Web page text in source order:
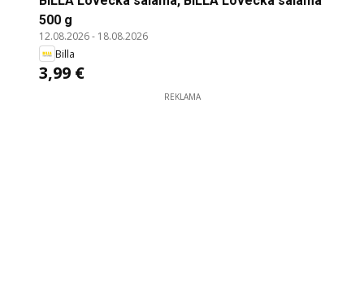
500 g
12.08.2026- 18.08.2026
Billa
3,99 €
REKLAMA